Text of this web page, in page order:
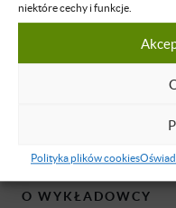
niektóre cechy i funkcje.
Polityka plików cookies
O WYKŁADOWCY